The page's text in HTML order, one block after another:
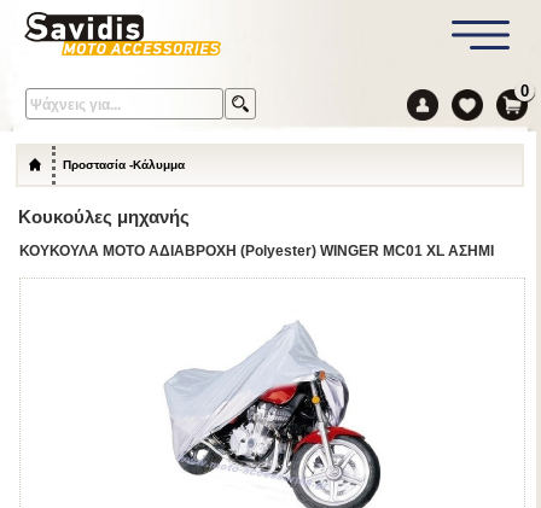
0
Προστασία -Κάλυμμα
Κουκούλες μηχανής
ΚΟΥΚΟΥΛΑ MΟΤΟ ΑΔΙΑΒΡΟΧΗ (Polyester) WINGER ΜC01 XL ΑΣΗΜΙ